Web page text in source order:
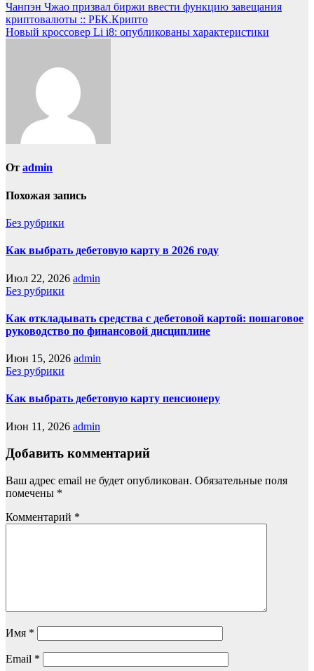
Чанпэн Чжао призвал биржи ввести функцию завещания
криптовалюты :: РБК.Крипто
Новый кроссовер Li i8: опубликованы характеристики
От admin
Похожая запись
Без рубрики
Как выбрать дебетовую карту в 2026 году
Июл 22, 2026 admin
Без рубрики
Как откладывать средства с дебетовой картой: пошаговое
руководство по финансовой дисциплине
Июн 15, 2026 admin
Без рубрики
Как выбрать дебетовую карту пенсионеру
Июн 11, 2026 admin
Добавить комментарий
Ваш адрес email не будет опубликован. Обязательные поля
помечены *
Комментарий *
Имя *
Email *